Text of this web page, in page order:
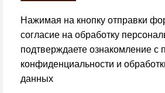
Нажимая на кнопку отправки
согласие на обработку
подтверждаете ознакомление с
конфиденциальности и
данных